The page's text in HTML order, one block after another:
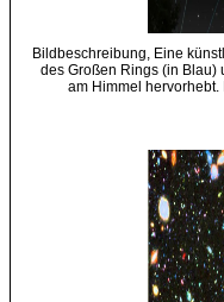
Bildbeschreibung, Eine
des Großen Rings (in Blau)
am Himmel